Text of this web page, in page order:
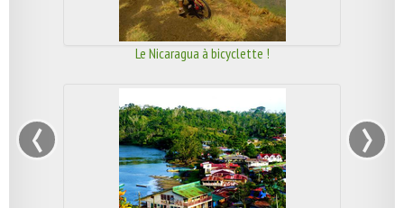
Le Nicaragua à bicyclette !
‹ ›